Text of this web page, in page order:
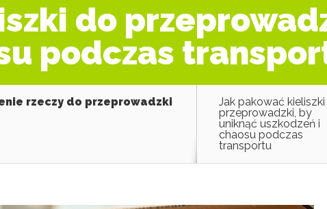
do
podczas
rzeczy do przeprowadzki
Jak pakować
przeprowadzki, by
uniknąć uszkodzeń i
chaosu podczas
transportu